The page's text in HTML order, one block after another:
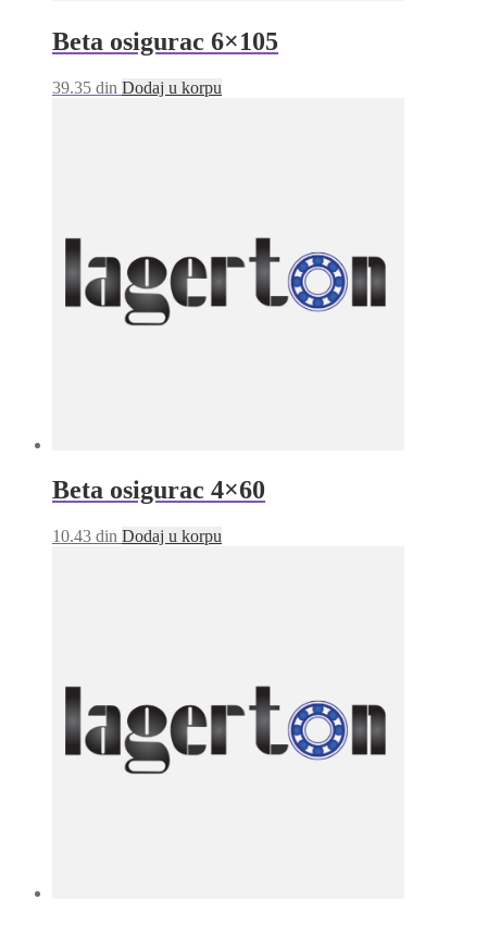
Beta osigurac 6×105
39.35 din Dodaj u korpu
Beta osigurac 4×60
10.43 din Dodaj u korpu